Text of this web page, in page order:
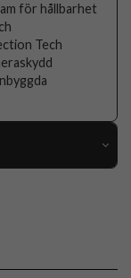
för hållbarhet
Tech